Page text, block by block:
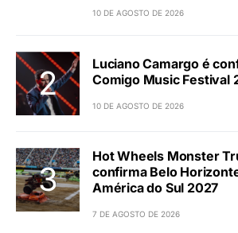
10 DE AGOSTO DE 2026
Luciano Camargo é
Comigo Music Festival
10 DE AGOSTO DE 2026
Hot Wheels Monster
confirma Belo
América do Sul 2027
7 DE AGOSTO DE 2026